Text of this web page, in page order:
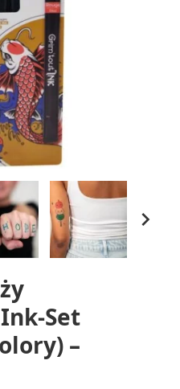

Set
–